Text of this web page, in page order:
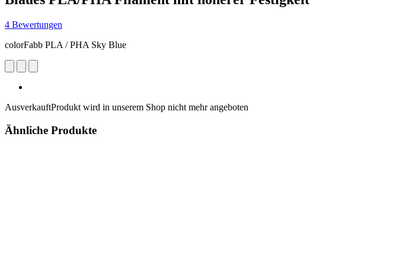
4 Bewertungen
colorFabb PLA / PHA Sky Blue
AusverkauftProdukt wird in unserem Shop nicht mehr angeboten
Ähnliche Produkte